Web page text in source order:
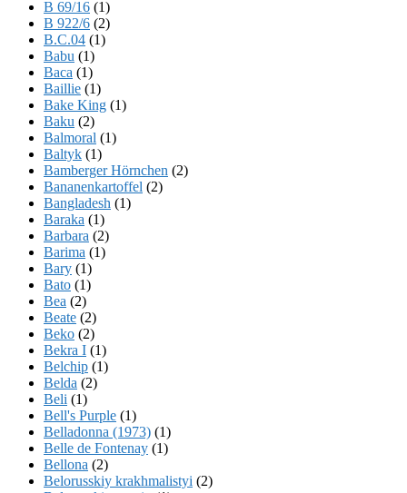
B 69/16 (1)
B 922/6 (2)
B.C.04 (1)
Babu (1)
Baca (1)
Baillie (1)
Bake King (1)
Baku (2)
Balmoral (1)
Baltyk (1)
Bamberger Hörnchen (2)
Bananenkartoffel (2)
Bangladesh (1)
Baraka (1)
Barbara (2)
Barima (1)
Bary (1)
Bato (1)
Bea (2)
Beate (2)
Beko (2)
Bekra I (1)
Belchip (1)
Belda (2)
Beli (1)
Bell's Purple (1)
Belladonna (1973) (1)
Belle de Fontenay (1)
Bellona (2)
Belorusskiy krakhmalistyi (2)